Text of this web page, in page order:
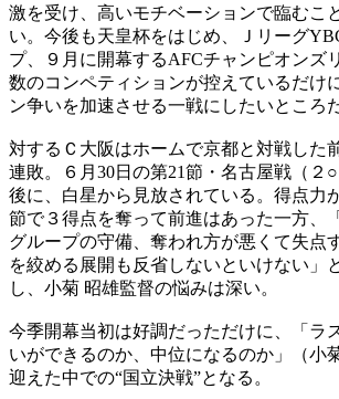
激を受け、高いモチベーションで臨むこ
い。今後も天皇杯をはじめ、Ｊリーグ
プ、９月に開幕するAFCチャンピオンズ
数のコンペティションが控えているだけ
ン争いを加速させる一戦にしたいところだ
対するＣ大阪はホームで京都と対戦した
連敗。６月30日の第21節・名古屋戦（２
後に、白星から見放されている。得点力
節で３得点を奪って前進はあった一方、
グループの守備、奪われ方が悪くて失点
を絞める展開も反省しないといけない」
し、小菊 昭雄監督の悩みは深い。
今季開幕当初は好調だっただけに、「ラ
いができるのか、中位になるのか」（小
迎えた中での“国立決戦”となる。